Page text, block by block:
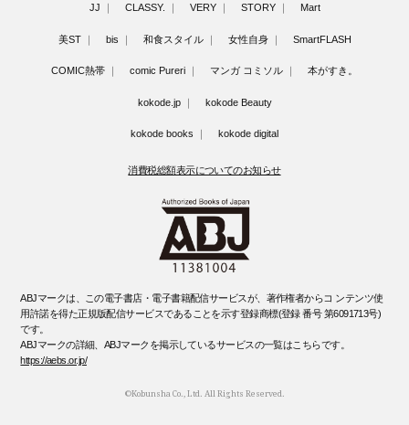
JJ CLASSY. VERY STORY Mart
美ST bis 和食スタイル 女性自身 SmartFLASH
COMIC熱帯 comic Pureri マンガ コミソル 本がすき。
kokode.jp kokode Beauty
kokode books kokode digital
消費税総額表示についてのお知らせ
ABJマークは、この電子書店・電子書籍配信サービスが、著作権者からコ ンテンツ使
用許諾を得た正規版配信サービスであることを示す登録商標(登録 番号 第6091713号)
です。
ABJマークの詳細、ABJマークを掲示しているサービスの一覧はこちらです。
https://aebs.or.jp/
©Kobunsha Co., Ltd. All Rights Reserved.